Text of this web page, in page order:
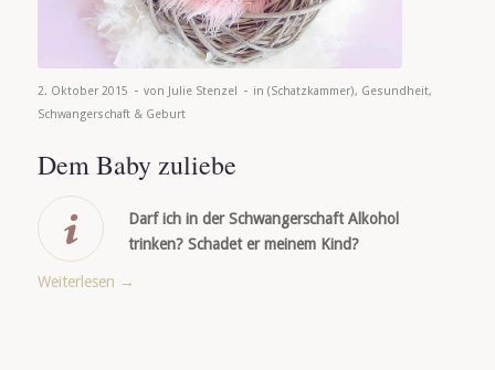
2. Oktober 2015 - von Julie Stenzel - in (Schatzkammer), Gesundheit,
Schwangerschaft & Geburt
Dem Baby zuliebe
Darf ich in der Schwangerschaft Alkohol
trinken? Schadet er meinem Kind?
Weiterlesen →